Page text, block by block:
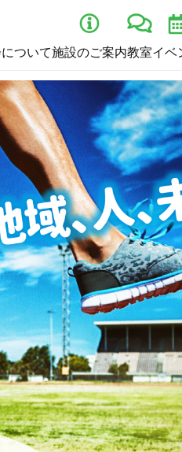
ついて施設のご案内教室イベ
8/16（日）開催：ミネルバ宇
部と作ろう！親子でマイサッ
カーボール工作